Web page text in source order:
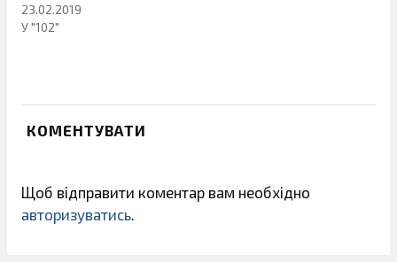
23.02.2019
У "102"
КОМЕНТУВАТИ
Щоб відправити коментар вам необхідно
авторизуватись